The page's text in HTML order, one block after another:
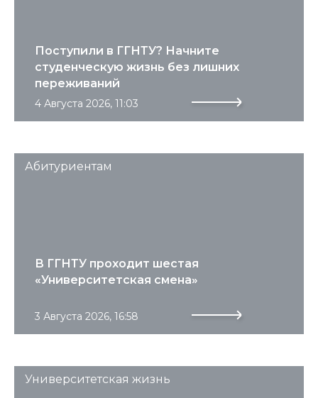
4 Августа 2026, 11:03
Поступили в ГГНТУ? Начните
студенческую жизнь без лишних
переживаний
Абитуриентам
3 Августа 2026, 16:58
В ГГНТУ проходит шестая
«Университетская смена»
Университетская жизнь